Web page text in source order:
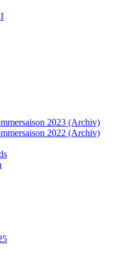
2023 (Archiv)
2022 (Archiv)